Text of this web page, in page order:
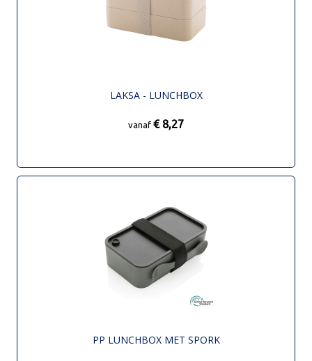
LAKSA - LUNCHBOX
vanaf € 8,27
PP LUNCHBOX MET SPORK